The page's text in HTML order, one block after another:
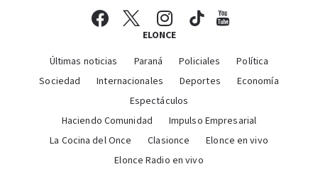
ELONCE
Últimas noticias Paraná Policiales
Política
Sociedad
Internacionales Deportes
Economía
Espectáculos
Haciendo Comunidad
Impulso Empresarial
La Cocina del Once
Clasionce
Elonce en vivo
Elonce Radio en vivo